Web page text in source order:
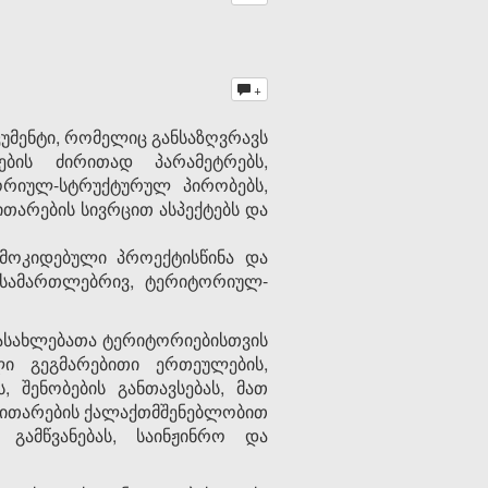
+
რომელიც განსაზღვრავს
ძირითად პარამეტრებს,
სტრუქტურულ პირობებს,
სივრცით ასპექტებს და
პროექტისწინა და
ტერიტორიულ-
ტერიტორიებისთვის
გეგმარებითი ერთეულების,
შენობების განთავსებას, მათ
ქალაქთმშენებლობით
საინჟინრო და